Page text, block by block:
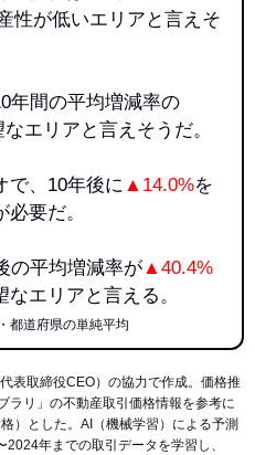
性が低いエリアと言えそ
年間の平均増減率の
エリアと言えそうだ。
で、10年後に▲14.0%を
要だ。
の平均増減率が▲40.4%
エリアと言える。
都道府県の単純平均
表取締役CEO）の協力で作成。価格推
ラリ 」の不動産取引価格情報を参考に
）とした。AI（機械学習）による予測
年までの取引データを学習し、